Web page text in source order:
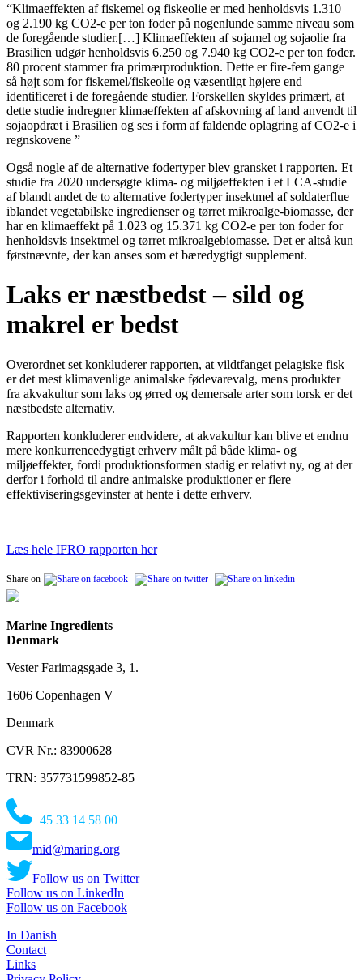
“Klimaeffekten af fiskemel og fiskeolie er med henholdsvis 1.310
og 2.190 kg CO2-e per ton foder på nogenlunde samme niveau som
de foregående studier.[…] Klimaeffekten af sojamel og sojaolie fra
Brasilien udgør henholdsvis 6.250 og 7.940 kg CO2-e per ton foder.
80 procent stammer fra primærproduktion. Dette er fire-fem gange
så højt som for fiskemel/fiskeolie og væsentligt højere end
identificeret i de foregående studier. Forskellen skyldes primært, at
dette studie indregner klimaeffekten af afskovning af land anvendt til
sojaopdræt i Brasilien og ses i form af faldende oplagring af CO2-e i
regnskovene ”
Også nogle af de alternative fodertyper blev gransket i rapporten. Et
studie fra 2020 undersøgte klima- og miljøeffekten i et LCA-studie
af blandt andet de to alternative fodertyper insektmel af soldaterflue
iblandet vegetabilske ingredienser og tørret mikroalge-biomasse, der
har en klimaeffekt på 1.023 og 15.371 kg CO2-e per ton foder for
henholdsvis insektmel og tørret mikroalgebiomasse. Det er altså kun
førstnævnte, der kan anses som et bæredygtigt supplement.
Laks er næstbedst – sild og
makrel er bedst
Overordnet set konkluderer rapporten, at vildtfanget pelagiske fisk
er det mest klimavenlige animalske fødevarevalg, mens produkter
fra akvakultur som laks og ørred og demersale arter som torsk er det
næstbedste alternativ.
Rapporten konkluderer endvidere, at akvakultur kan blive et endnu
mere konkurrencedygtigt erhverv målt på både klima- og
miljøeffekter, fordi produktionsformen stadig er relativt ny, og at der
derfor i forhold til andre animalske produktioner er flere
effektiviseringsgevinster at hente i dette erhverv.
Læs hele IFRO rapporten her
Share on
Marine Ingredients
Denmark
Vester Farimagsgade 3, 1.
1606 Copenhagen V
Denmark
CVR Nr.: 83900628
TRN: 357731599852-85
+45 33 14 58 00
mid@maring.org
Follow us on Twitter
Follow us on LinkedIn
Follow us on Facebook
In Danish
Contact
Links